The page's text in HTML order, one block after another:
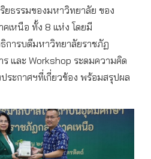
ยธรรมของมหาวิทยาลัย ของ
เหนือ ทั้ง 8 แห่ง โดยมี
การบดีมหาวิทยาลัยราชภัฏ
ร และ Workshop ระดมความคิด
ะกาศฯที่เกี่ยวข้อง พร้อมสรุปผล